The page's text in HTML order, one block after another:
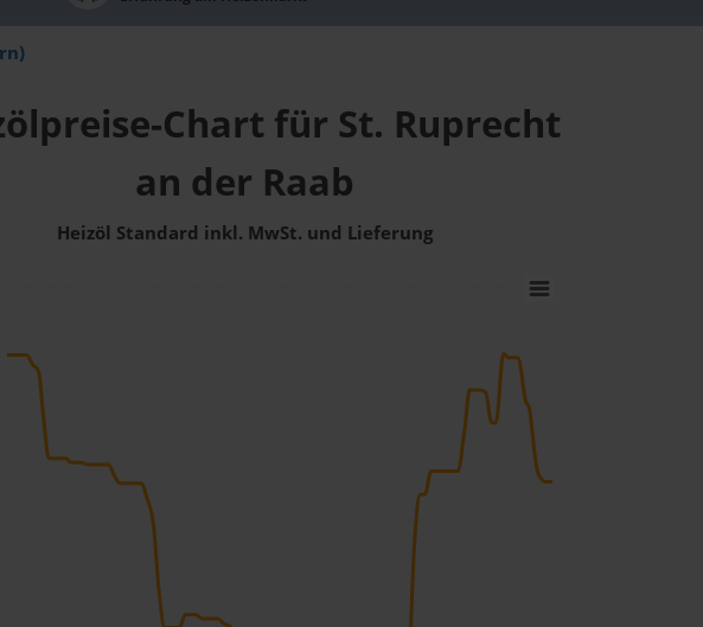
Chart für St. Ruprecht
an der Raab
Heizöl Standard inkl. MwSt. und Lieferung